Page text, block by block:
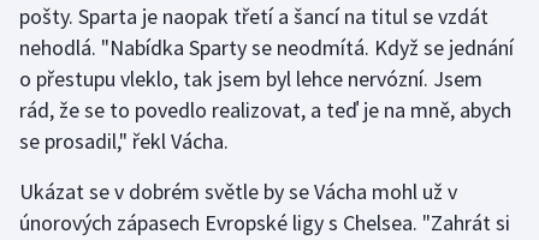
Rychlostní kanoistika
Short track
Sportovní střelba
Stolní tenis
pošty. Sparta je naopak třetí a šancí na titul se vzdát
nehodlá. "Nabídka Sparty se neodmítá. Když se jednání
o přestupu vleklo, tak jsem byl lehce nervózní. Jsem
rád, že se to povedlo realizovat, a teď je na mně, abych
se prosadil," řekl Vácha.
Ukázat se v dobrém světle by se Vácha mohl už v
únorových zápasech Evropské ligy s Chelsea. "Zahrát si